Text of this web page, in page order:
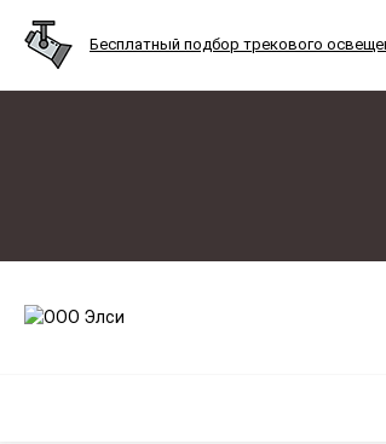
Бесплатный подбор трекового